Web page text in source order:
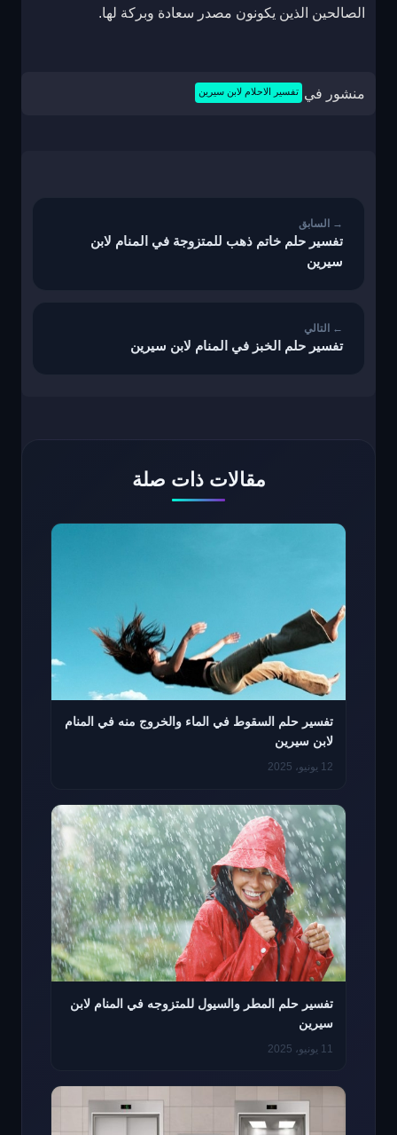
الصالحين الذين يكونون مصدر سعادة وبركة لها.
منشور في تفسير الاحلام لابن سيرين
تفسير حلم خاتم ذهب للمتزوجة في المنام لابن
سيرين
تفسير حلم الخبز في المنام لابن سيرين
مقالات ذات صلة
تفسير حلم السقوط في الماء والخروج منه في المنام
لابن سيرين
12 يونيو، 2025
تفسير حلم المطر والسيول للمتزوجه في المنام لابن
سيرين
11 يونيو، 2025